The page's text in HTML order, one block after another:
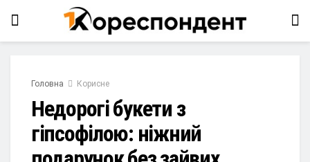
Головна Корисне
Недорогі букети з
гіпсофілою: ніжний